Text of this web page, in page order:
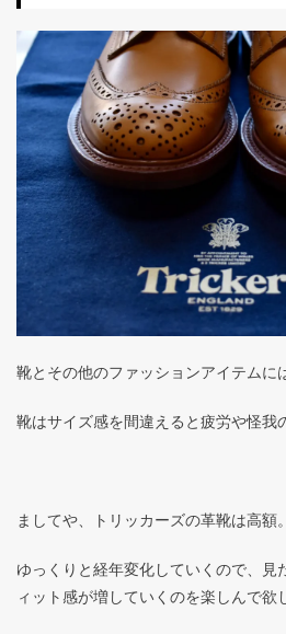
靴とその他のファッションアイテムに
靴はサイズ感を間違えると疲労や怪我
ましてや、トリッカーズの革靴は高額。
ゆっくりと経年変化していくので、見
ィット感が増していくのを楽しんで欲